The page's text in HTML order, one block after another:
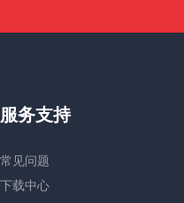
服务支持
常见问题
下载中心